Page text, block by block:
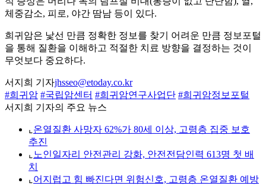
체중감소, 피로, 야간 땀남 등이 있다.
희귀암은 낯선 만큼 정확한 정보를 찾기 어려운 만큼 정보포털
을 통해 질환을 이해하고 적절한 치료 방향을 결정하는 것이
무엇보다 중요하다.
서지희 기자jhsseo@etoday.co.kr
#희귀암 #국립암센터 #희귀암연구사업단 #희귀암정보포털
서지희 기자의 주요 뉴스
⌞ 온열질환 사망자 62%가 80세 이상, 고령층 집중 보호
추진
⌞ 노인일자리 안전관리 강화, 안전전담인력 613명 첫 배
치
⌞ 어지럽고 힘 빠진다면 위험신호, 고령층 온열질환 예방